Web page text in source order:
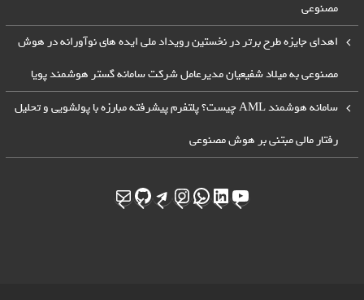
مصنوعی
اهدای جایزه طرح برتر در نخستین رویداد ملی ایده های نوآورانه در هوش
مصنوعی به میلاد شفیعیان مدیرعامل شرکت سامانه گستر هوشمند پویا
سامانه هوشمند AML چیست؟ پلتفرم پیشرفته مبارزه با پولشویی و تحلیل
رفتار مالی مبتنی بر هوش مصنوعی
یوتیوب
لینکداین
واتس‌اپ
اینستاگرم
تلگرام
گیت‌هاب
ایمیل